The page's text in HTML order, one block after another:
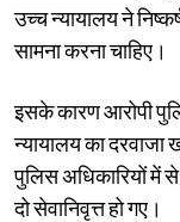
उच्च न्यायालय ने
सामना करना चाहिए।
इसके कारण आरोपी
न्यायालय का
पुलिस अधिकारियों में
दो सेवानिवृत्त हो गए।